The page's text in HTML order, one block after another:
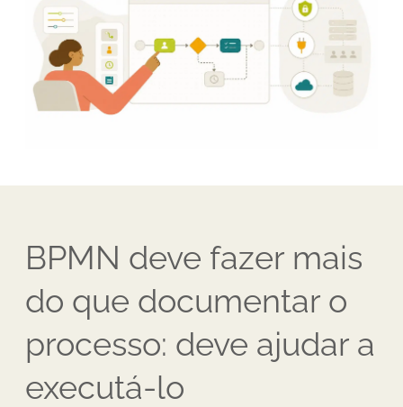
BPMN deve fazer mais
do que documentar o
processo: deve ajudar a
executá-lo